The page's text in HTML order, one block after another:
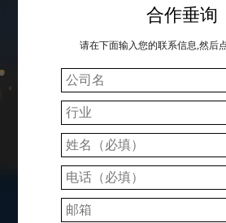
合作垂询
请在下面输入您的联系信息,然后